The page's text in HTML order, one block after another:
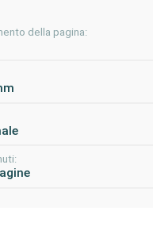
della pagina: